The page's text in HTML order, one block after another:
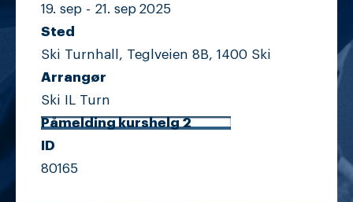
19. sep - 21. sep 2025
Sted
Ski Turnhall, Teglveien 8B, 1400 Ski
Arrangør
Ski IL Turn
Påmelding kurshelg 2
ID
80165